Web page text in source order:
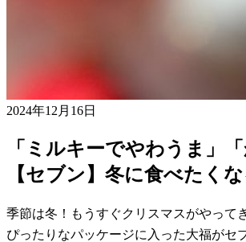
2024年12月16日
「ミルキーでやわうま」「
【セブン】冬に食べたく
季節は冬！もうすぐクリスマスがやって
ぴったりなパッケージに入った大福がセ